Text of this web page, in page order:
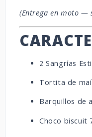
(Entrega en moto —
2 Sangrías
Tortita de
Barquillos de
Choco biscuit